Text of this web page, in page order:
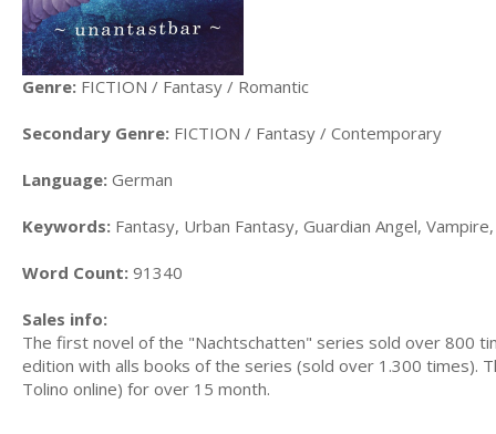
Genre: FICTION / Fantasy / Romantic
Secondary Genre: FICTION / Fantasy / Contemporary
Language: German
Keywords: Fantasy, Urban Fantasy, Guardian Angel,
Word Count: 91340
Sales info:
The first novel of the "Nachtschatten" series sold over 800
edition with alls books of the series (sold over 1.300 times).
Tolino online) for over 15 month.